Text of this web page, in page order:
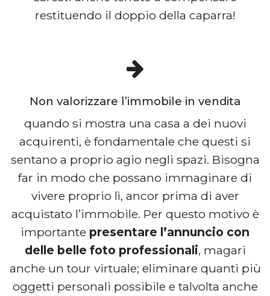
restituendo il doppio della caparra!
Non valorizzare l’immobile in vendita
quando si mostra una casa a dei nuovi
acquirenti, è fondamentale che questi si
sentano a proprio agio negli spazi. Bisogna
far in modo che possano immaginare di
vivere proprio lì, ancor prima di aver
acquistato l’immobile. Per questo motivo è
importante presentare l’annuncio con
delle belle foto professionali, magari
anche un tour virtuale; eliminare quanti più
oggetti personali possibile e talvolta anche